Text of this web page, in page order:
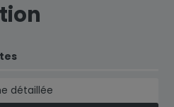
détaillée